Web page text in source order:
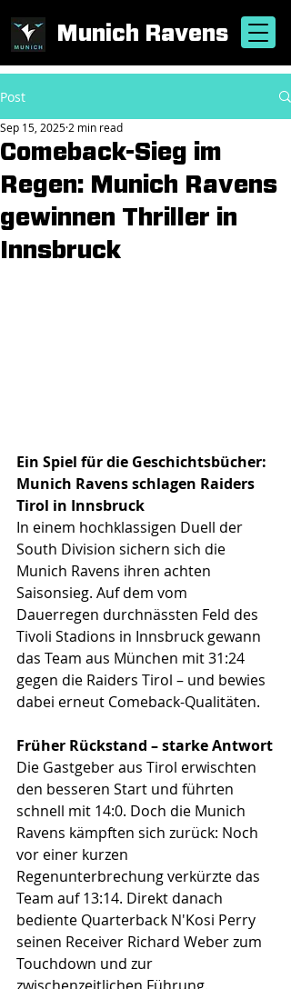
Munich Ravens
Post
Comeback-Sieg im
Regen: Munich Ravens
gewinnen Thriller in
Innsbruck
Sep 15, 2025 2 min read
Ein Spiel für die Geschichtsbücher:
Munich Ravens schlagen Raiders
Tirol in Innsbruck
In einem hochklassigen Duell der
South Division sichern sich die
Munich Ravens ihren achten
Saisonsieg. Auf dem vom
Dauerregen durchnässten Feld des
Tivoli Stadions in Innsbruck gewann
das Team aus München mit 31:24
gegen die Raiders Tirol – und bewies
dabei erneut Comeback-Qualitäten.
Früher Rückstand – starke Antwort
Die Gastgeber aus Tirol erwischten
den besseren Start und führten
schnell mit 14:0. Doch die Munich
Ravens kämpften sich zurück: Noch
vor einer kurzen
Regenunterbrechung verkürzte das
Team auf 13:14. Direkt danach
bediente Quarterback N'Kosi Perry
seinen Receiver Richard Weber zum
Touchdown und zur